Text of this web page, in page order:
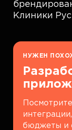
Клиники
НУЖЕН
бюджеты и